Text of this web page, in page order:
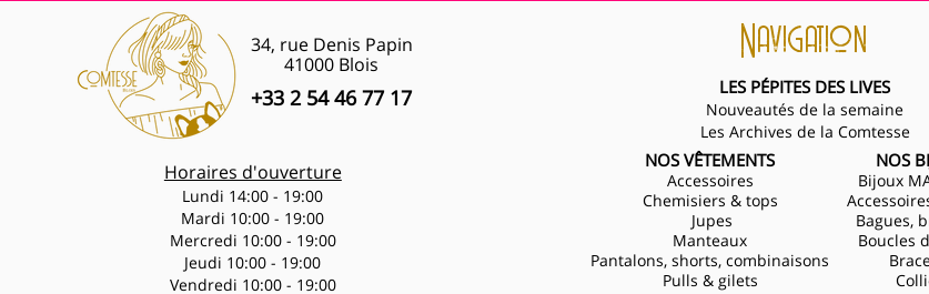
34, rue Denis Papin
41000 Blois
+33 2 54 46 77 17
Horaires d'ouverture
Lundi 14:00 - 19:00
Mardi 10:00 - 19:00
Mercredi 10:00 - 19:00
Jeudi 10:00 - 19:00
Vendredi 10:00 - 19:00
Navigation
LES PÉPITES DES LIVES
Nouveautés de la semaine
Les Archives de la Comtesse
NOS
Bijoux
Bagues,
Boucles
NOS VÊTEMENTS
Accessoires
Chemisiers & tops
Jupes
Manteaux
Pantalons, shorts, combinaisons
Pulls & gilets